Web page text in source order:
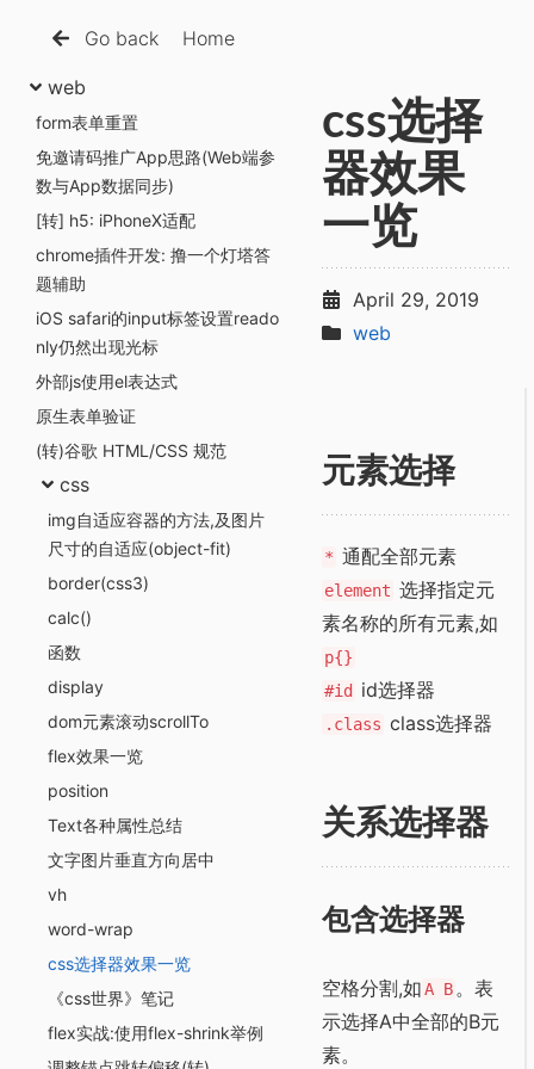
Go back Home
web
form表单重置
免邀请码推广App思路(Web端参
数与App数据同步)
[转] h5: iPhoneX适配
chrome插件开发: 撸一个灯塔答
题辅助
iOS safari的input标签设置reado
nly仍然出现光标
外部js使用el表达式
原生表单验证
(转)谷歌 HTML/CSS 规范
css
img自适应容器的方法,及图片
尺寸的自适应(object-fit)
border(css3)
calc()
函数
display
dom元素滚动scrollTo
flex效果一览
position
Text各种属性总结
文字图片垂直方向居中
vh
word-wrap
css选择器效果一览
《css世界》笔记
flex实战:使用flex-shrink举例
css选择
器效果
一览
April 29, 2019
web
元素选择
* 通配全部元素
element 选择指定元
素名称的所有元素,如
p{}
#id
id选择器
.class class选择器
关系选择器
包含选择器
空格分割,如A B。表
示选择A中全部的B元
素。